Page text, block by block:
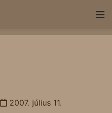
2007. július 11.